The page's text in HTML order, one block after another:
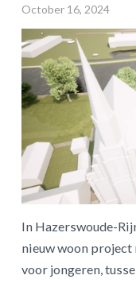
October 16, 2024
In Hazerswoude-
nieuw woon project
voor jongeren,